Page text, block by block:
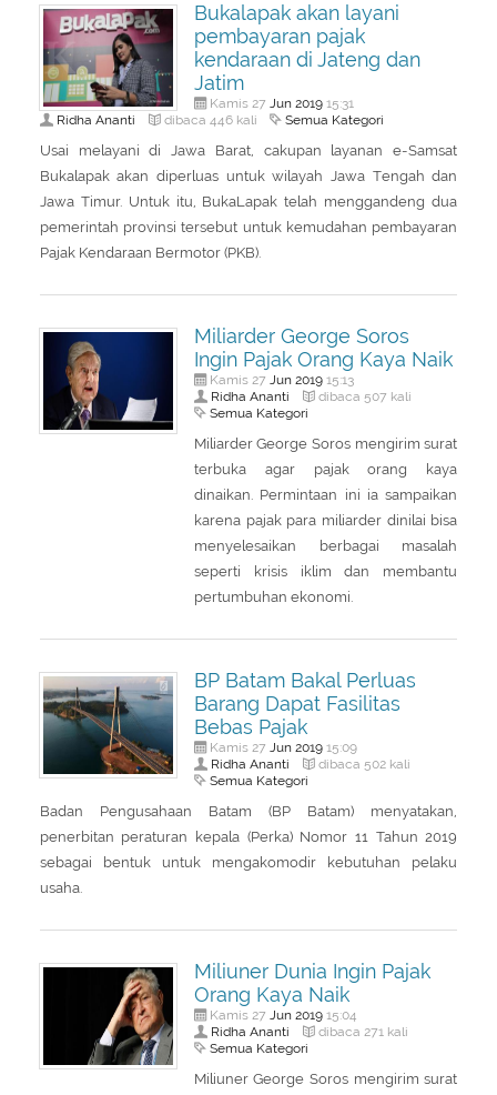
Bukalapak akan layani
pembayaran pajak
kendaraan di Jateng dan
Jatim
Kamis 27 Jun 201915:31
Ridha Ananti dibaca 446 kali Semua Kategori
Usai melayani di Jawa Barat, cakupan layanan e-Samsat
Bukalapak akan diperluas untuk wilayah Jawa Tengah dan
Jawa Timur. Untuk itu, BukaLapak telah menggandeng dua
pemerintah provinsi tersebut untuk kemudahan pembayaran
Pajak Kendaraan Bermotor (PKB).
Miliarder George Soros
Ingin Pajak Orang Kaya Naik
Kamis 27 Jun 201915:13
Ridha Ananti dibaca 507 kali
Semua Kategori
Miliarder George Soros mengirim surat
terbuka agar pajak orang kaya
dinaikan. Permintaan ini ia sampaikan
karena pajak para miliarder dinilai bisa
menyelesaikan berbagai masalah
seperti krisis iklim dan membantu
pertumbuhan ekonomi.
BP Batam Bakal Perluas
Barang Dapat Fasilitas
Bebas Pajak
Kamis 27 Jun 201915:09
Ridha Ananti dibaca 502 kali
Semua Kategori
Badan Pengusahaan Batam (BP Batam) menyatakan,
penerbitan peraturan kepala (Perka) Nomor 11 Tahun 2019
sebagai bentuk untuk mengakomodir kebutuhan pelaku
usaha.
Miliuner Dunia Ingin Pajak
Orang Kaya Naik
Kamis 27 Jun 201915:04
Ridha Ananti dibaca 271 kali
Semua Kategori
Miliuner George Soros mengirim surat